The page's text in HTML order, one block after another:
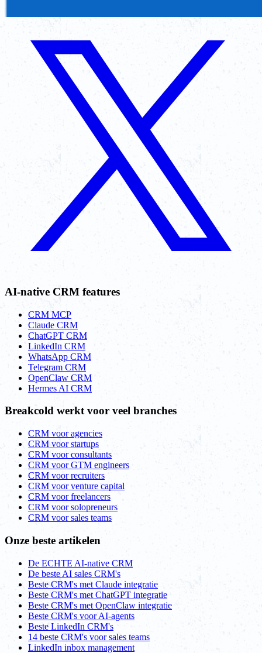
AI-native CRM features
CRM MCP
Claude CRM
ChatGPT CRM
LinkedIn CRM
WhatsApp CRM
Telegram CRM
OpenClaw CRM
Hermes AI CRM
Breakcold werkt voor veel branches
CRM voor agencies
CRM voor startups
CRM voor consultants
CRM voor GTM engineers
CRM voor recruiters
CRM voor venture capital
CRM voor freelancers
CRM voor solopreneurs
CRM voor sales teams
Onze beste artikelen
De ECHTE AI-native CRM
De beste AI sales CRM's
Beste CRM's met Claude integratie
Beste CRM's met ChatGPT integratie
Beste CRM's met OpenClaw integratie
Beste CRM's voor AI-agents
Beste LinkedIn CRM's
14 beste CRM's voor sales teams
LinkedIn inbox management